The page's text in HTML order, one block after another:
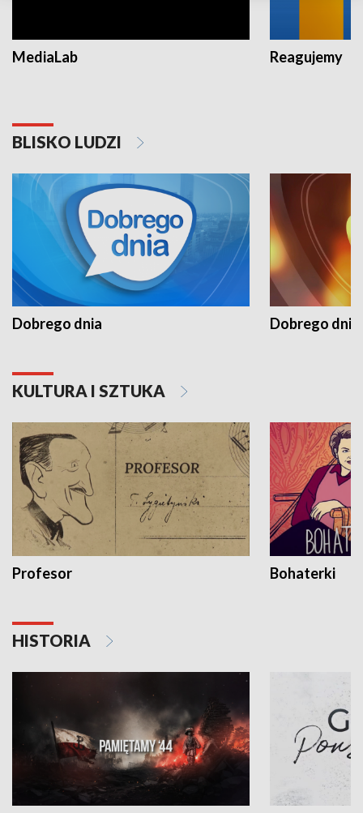
MediaLab Reagujemy
BLISKO LUDZI
Dobrego dnia Dobrego dnia
KULTURA I SZTUKA
Profesor Bohaterki
HISTORIA